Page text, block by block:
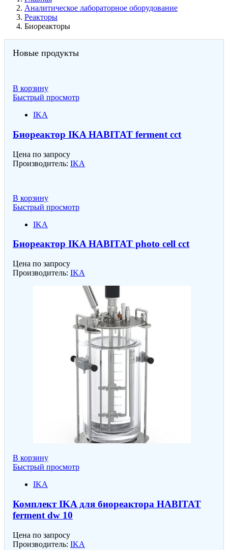
Аналитическое лабораторное оборудование
Реакторы
Биореакторы
Новые продукты
В корзину
Быстрый просмотр
IKA
Биореактор IKA HABITAT ferment cct
Цена по запросу
Производитель: IKA
В корзину
Быстрый просмотр
IKA
Биореактор IKA HABITAT photo cell cct
Цена по запросу
Производитель: IKA
В корзину
Быстрый просмотр
IKA
Комплект IKA для биореактора HABITAT
ferment dw 10
Цена по запросу
Производитель: IKA